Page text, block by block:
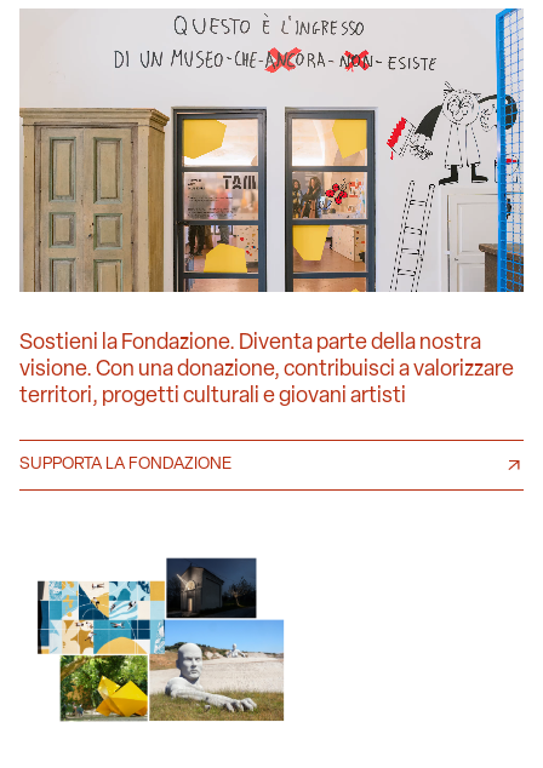
Sostieni la Fondazione. Diventa parte della nostra
visione. Con una donazione, contribuisci a valorizzare
territori, progetti culturali e giovani artisti
SUPPORTA LA FONDAZIONE